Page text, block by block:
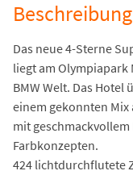
Beschreibung
Das neue 4-Sterne
liegt am
BMW Welt. Das
einem gekonnten
mit
Farbkonzepten.
424 lichtdurchflutete